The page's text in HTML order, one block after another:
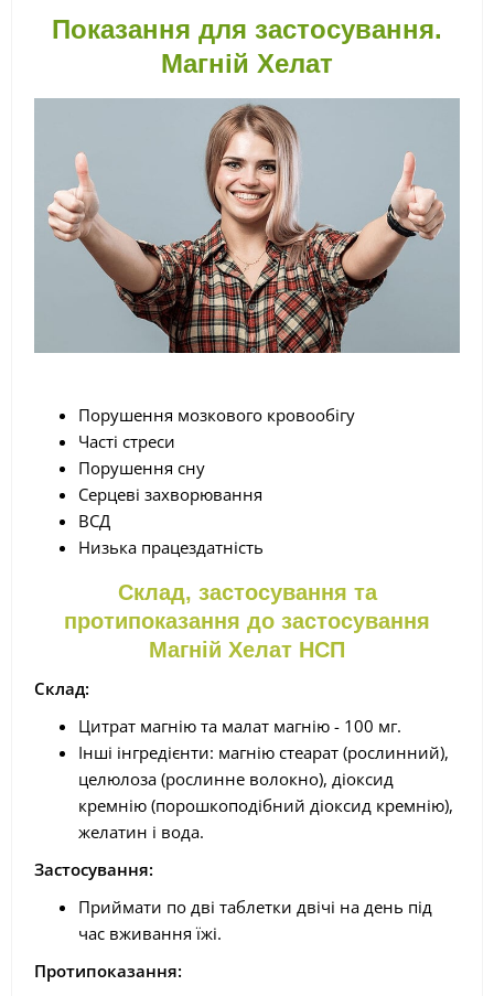
Показання для застосування.
Магній Хелат
Порушення мозкового кровообігу
Часті стреси
Порушення сну
Серцеві захворювання
ВСД
Низька працездатність
Склад, застосування та
протипоказання до застосування
Магній Хелат НСП
Склад:
Цитрат магнію та малат магнію - 100 мг.
Інші інгредієнти: магнію стеарат (рослинний),
целюлоза (рослинне волокно), діоксид
кремнію (порошкоподібний діоксид кремнію),
желатин і вода.
Застосування:
Приймати по дві таблетки двічі на день під
час вживання їжі.
Протипоказання: